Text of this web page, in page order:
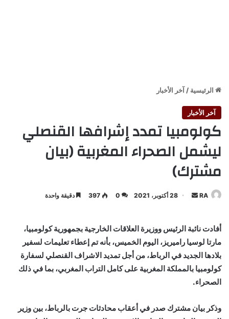
الرئيسية / آخر الأخبار
آخر الأخبار
كولومبيا تمدد إشرافها القنصلي
ليشمل الصحراء المغربية (بيان
مشترك)
RA
أرسل 28 أكتوبر، 2021 0
397 دقيقة واحدة
أفادت نائبة الرئيس ووزيرة العلاقات الخارجية بجمهورية كولومبيا،
مارتا لوسيا راميريز، اليوم الخميس، بأنه تم إعطاء تعليمات لسفير
بلادها الجديد في الرباط، من أجل تمديد الاشراف القنصلي لسفارة
كولومبيا بالمملكة المغربية على كامل التراب المغربي، بما في ذلك
الصحراء.
وذكر بيان مشترك صدر في أعقاب محادثات جرت بالرباط، بين وزير